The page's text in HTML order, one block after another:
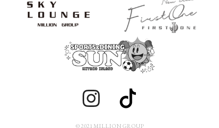
© 2021 MILLION GROUP